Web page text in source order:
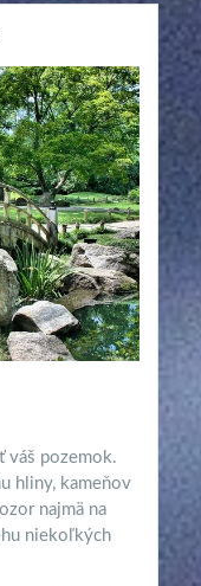
váš pozemok.
hliny, kameňov
najmä na
niekoľkých